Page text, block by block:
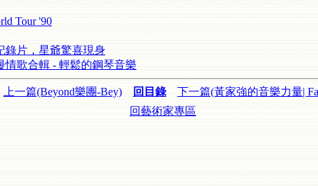
Tour '90
錄片，星爺驚喜現身
情歌合輯 - 輕鬆的鋼琴音樂
上一篇(Beyond樂團-Bey) 回目錄
下一篇(黃家強的音樂力量|
回藝術家專區